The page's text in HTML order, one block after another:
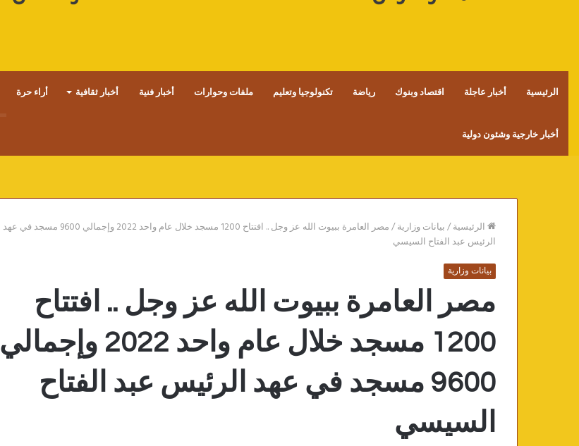
الرئيسية أخبار عاجلة اقتصاد وبنوك رياضة تكنولوجيا وتعليم ملفات وحوارات أخبار فنية أخبار ثقافية أراء حرة
أخبار خارجية وشئون دولية
الرئيسية/بيانات وزارية/
مصر العامرة ببيوت الله عز وجل .. افتتاح 1200 مسجد خلال عام واحد 2022 وإجمالي 9600 مسجد في عهد
الرئيس عبد الفتاح السيسي
بيانات وزارية
مصر العامرة ببيوت الله عز وجل .. افتتاح
1200 مسجد خلال عام واحد 2022 وإجمالي
9600 مسجد في عهد الرئيس عبد الفتاح
السيسي